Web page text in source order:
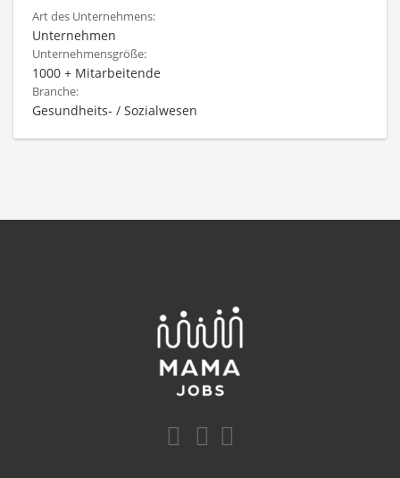
Art des Unternehmens:
Unternehmen
Unternehmensgröße:
1000 + Mitarbeitende
Branche:
Gesundheits- / Sozialwesen